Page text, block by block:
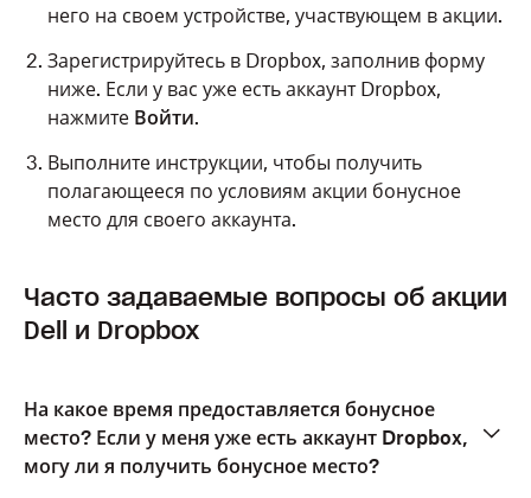
него на своем устройстве, участвующем в акции.
Зарегистрируйтесь в Dropbox, заполнив форму
ниже. Если у вас уже есть аккаунт Dropbox,
нажмите Войти.
Выполните инструкции, чтобы получить
полагающееся по условиям акции бонусное
место для своего аккаунта.
Часто задаваемые вопросы об акции
Dell и Dropbox
На какое время предоставляется бонусное
место? Если у меня уже есть аккаунт Dropbox,
могу ли я получить бонусное место?